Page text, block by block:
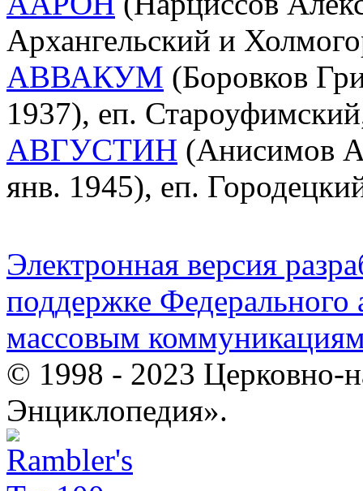
Архангельский и
АВВАКУМ (Боровков
1937), еп.
АВГУСТИН (Анисимов
янв. 1945), еп.
Электронная версия
поддержке Федерального
массовым
© 1998 - 2023 Церковно-
Энциклопедия».